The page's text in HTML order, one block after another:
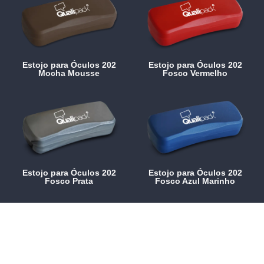
Estojo para Óculos 202
Mocha Mousse
Estojo para Óculos 202
Fosco Vermelho
Estojo para Óculos 202
Fosco Prata
Estojo para Óculos 202
Fosco Azul Marinho